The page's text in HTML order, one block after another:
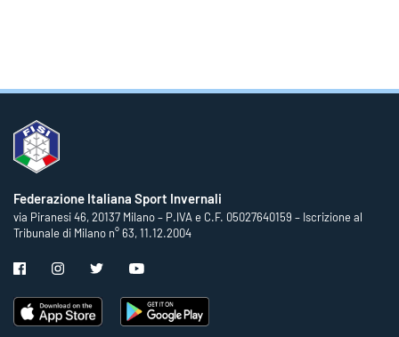
Federazione Italiana Sport Invernali
via Piranesi 46, 20137 Milano – P.IVA e C.F. 05027640159 – Iscrizione al
Tribunale di Milano n° 63, 11.12.2004